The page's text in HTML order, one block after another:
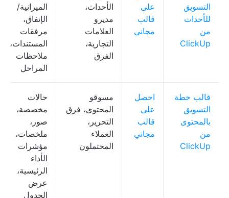
التسويق
للأحداث
من
ClickUp
على
قالب
مجاني
الأحداث،
مديرو
العلامات
التجارية،
الفرق
الميزانية/
الإنفاق،
مرفقات
المستندات،
ملاحظات
المراحل
قالب خطة
التسويق
بالمحتوى
من
ClickUp
احصل
على
قالب
مجاني
مسوقو
المحتوى، فرق
التحرير،
العملاء
المحتملون
حالات
مخصصة،
صور،
ملخصات،
مؤشرات
الأداء
الرئيسية،
عرض
الجدول